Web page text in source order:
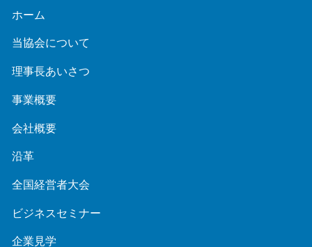
ホーム
当協会について
理事長あいさつ
事業概要
会社概要
沿革
全国経営者大会
ビジネスセミナー
企業見学